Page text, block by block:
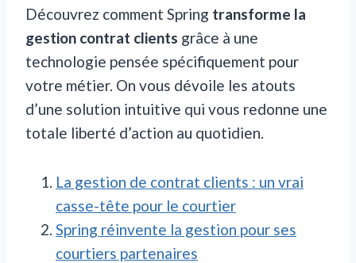
Découvrez comment Spring transforme la
gestion contrat clients grâce à une
technologie pensée spécifiquement pour
votre métier. On vous dévoile les atouts
d’une solution intuitive qui vous redonne une
totale liberté d’action au quotidien.
La gestion de contrat clients : un vrai
casse-tête pour le courtier
Spring réinvente la gestion pour ses
courtiers partenaires